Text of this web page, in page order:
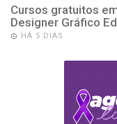
Cursos gratuitos
Designer Gráfico
HÁ 5 DIAS